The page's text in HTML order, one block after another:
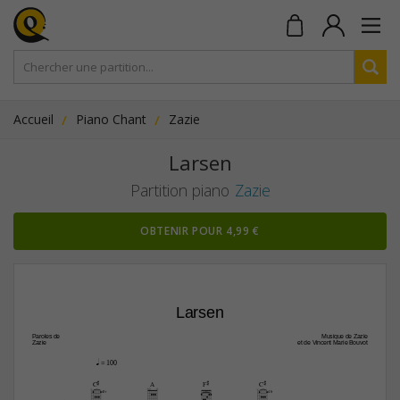
Accueil Piano Chant Zazie
Larsen
Partition piano Zazie
OBTENIR POUR 4,99 €
Paroles de
Zazie
Larsen
Musique de Zazie
et de Vincent Marie Bouvot
4fr
C# A F#
4fr
C#
q = 100